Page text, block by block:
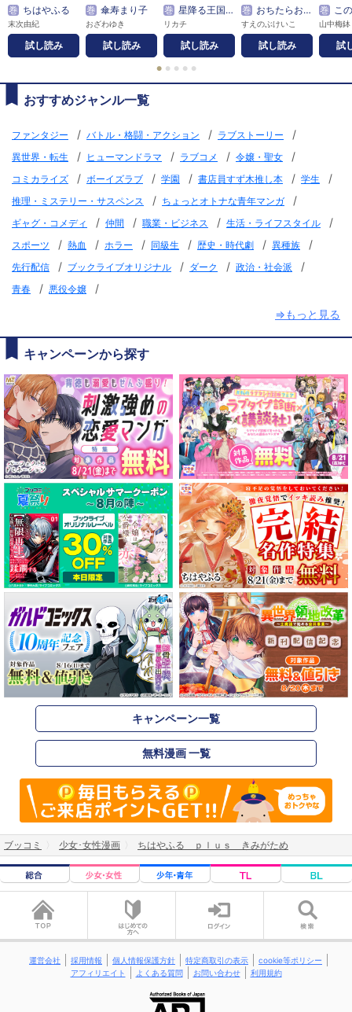
巻 ちはやふる
末次由紀
試し読み
巻 傘寿まり子
おざわゆき
試し読み
巻 星降る王国のニナ
リカチ
試し読み
巻 おちたらおわり
すえのぶけいこ
試し読み
巻 この恋
山中梅鉢
試
● ● ● ● ●
おすすめジャンル一覧
ファンタジー / バトル・格闘・アクション / ラブストーリー /
異世界・転生 / ヒューマンドラマ / ラブコメ / 令嬢・聖女 /
コミカライズ / ボーイズラブ / 学園 / 書店員すず木推し本 / 学生 /
推理・ミステリー・サスペンス / ちょっとオトナな青年マンガ /
ギャグ・コメディ / 仲間 / 職業・ビジネス / 生活・ライフスタイル /
スポーツ / 熱血 / ホラー / 同級生 / 歴史・時代劇 / 異種族 /
先行配信 / ブックライブオリジナル / ダーク / 政治・社会派 /
青春 / 悪役令嬢
/
⇒もっと見る
キャンペーンから探す
キャンペーン一覧
無料漫画 一覧
ブッコミ 少女･女性漫画 ちはやふる ｐｌｕｓ きみがため
運営会社 採用情報 個人情報保護方針 特定商取引の表示
cookie等ポリシー
アフィリエイト
よくある質問 お問い合わせ 利用規約